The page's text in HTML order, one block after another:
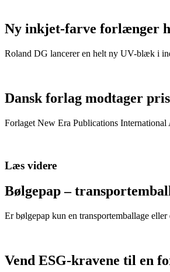
Ny inkjet-farve forlænger
Roland DG lancerer en helt ny UV-blæk i
Dansk forlag modtager
Forlaget New Era Publications
Læs videre
Bølgepap –
Er bølgepap kun en transportemballage eller
Vend ESG-kravene til en